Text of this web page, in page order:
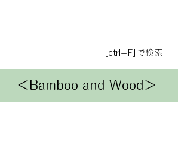
[ctrl+F]で検索
＜Bamboo and Wood＞